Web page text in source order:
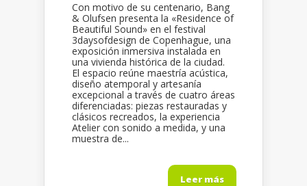
Con motivo de su centenario, Bang
& Olufsen presenta la «Residence of
Beautiful Sound» en el festival
3daysofdesign de Copenhague, una
exposición inmersiva instalada en
una vivienda histórica de la ciudad.
El espacio reúne maestría acústica,
diseño atemporal y artesanía
excepcional a través de cuatro áreas
diferenciadas: piezas restauradas y
clásicos recreados, la experiencia
Atelier con sonido a medida, y una
muestra de...
Leer más